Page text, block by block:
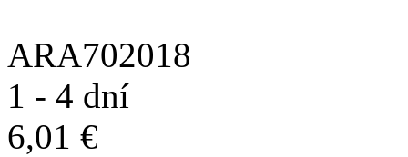
ARA702018
1 - 4 dní
6,01 €